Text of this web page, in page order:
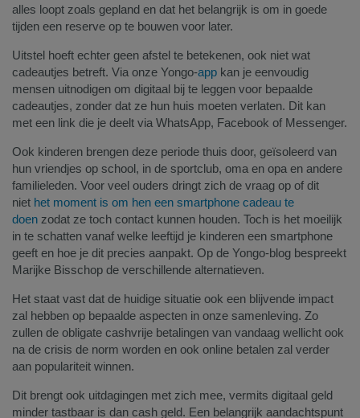
alles loopt zoals gepland en dat het belangrijk is om in goede
tijden een reserve op te bouwen voor later.
Uitstel hoeft echter geen afstel te betekenen, ook niet wat
cadeautjes betreft. Via onze Yongo-app kan je eenvoudig
mensen uitnodigen om digitaal bij te leggen voor bepaalde
cadeautjes, zonder dat ze hun huis moeten verlaten. Dit kan
met een link die je deelt via WhatsApp, Facebook of Messenger.
Ook kinderen brengen deze periode thuis door, geïsoleerd van
hun vriendjes op school, in de sportclub, oma en opa en andere
familieleden. Voor veel ouders dringt zich de vraag op of dit
niet het moment is om hen een smartphone cadeau te
doen zodat ze toch contact kunnen houden. Toch is het moeilijk
in te schatten vanaf welke leeftijd je kinderen een smartphone
geeft en hoe je dit precies aanpakt. Op de Yongo-blog bespreekt
Marijke Bisschop de verschillende alternatieven.
Het staat vast dat de huidige situatie ook een blijvende impact
zal hebben op bepaalde aspecten in onze samenleving. Zo
zullen de obligate cashvrije betalingen van vandaag wellicht ook
na de crisis de norm worden en ook online betalen zal verder
aan populariteit winnen.
Dit brengt ook uitdagingen met zich mee, vermits digitaal geld
minder tastbaar is dan cash geld. Een belangrijk aandachtspunt